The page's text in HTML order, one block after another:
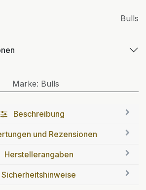
Bulls
Marke: Bulls
Beschreibung
und Rezensionen
Herstellerangaben
Sicherheitshinweise